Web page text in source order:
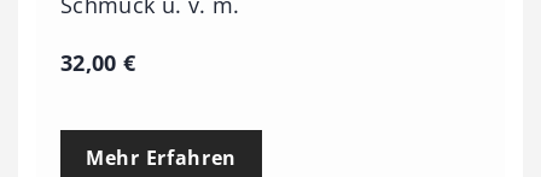
32,00€
Mehr Erfahren